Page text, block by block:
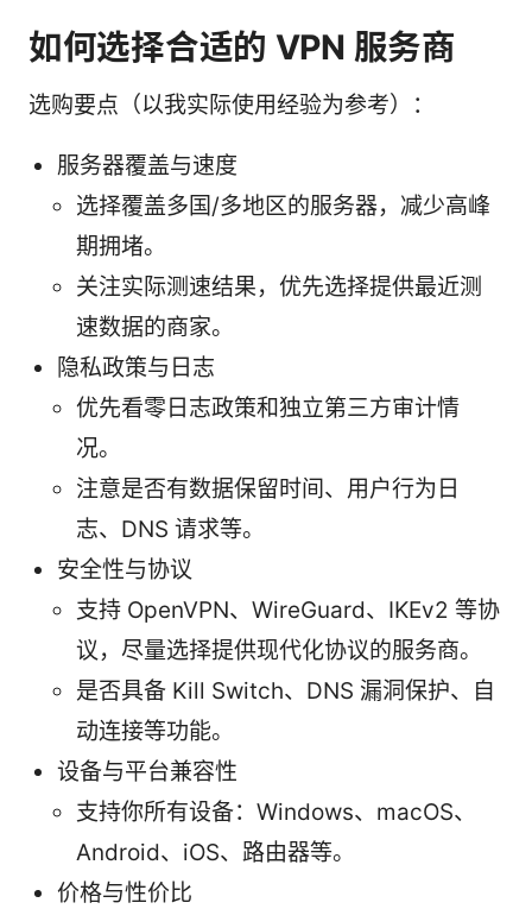
如何选择合适的 VPN 服务商
选购要点（以我实际使用经验为参考）：
服务器覆盖与速度
选择覆盖多国/多地区的服务器，减少高峰
期拥堵。
关注实际测速结果，优先选择提供最近测
速数据的商家。
隐私政策与日志
优先看零日志政策和独立第三方审计情
况。
注意是否有数据保留时间、用户行为日
志、DNS 请求等。
安全性与协议
支持 OpenVPN、WireGuard、IKEv2 等协
议，尽量选择提供现代化协议的服务商。
是否具备 Kill Switch、DNS 漏洞保护、自
动连接等功能。
设备与平台兼容性
支持你所有设备：Windows、macOS、
Android、iOS、路由器等。
价格与性价比